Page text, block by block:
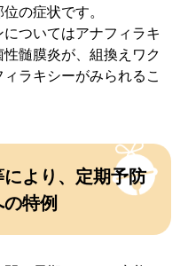
の症状です。
についてはアナフィラキ
髄膜炎が、組換えワク
ラキシーがみられるこ
より、定期予防
特例